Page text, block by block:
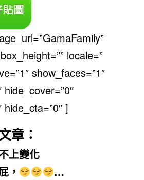
locale=”
show_faces=”1″
]
章：
上變化
，
…